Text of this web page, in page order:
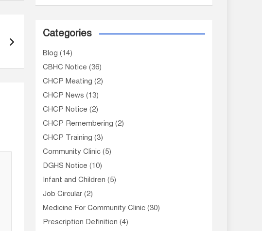
Categories
Blog (14)
CBHC Notice (36)
CHCP Meating (2)
CHCP News (13)
CHCP Notice (2)
CHCP Remembering (2)
CHCP Training (3)
Community Clinic (5)
DGHS Notice (10)
Infant and Children (5)
Job Circular (2)
Medicine For Community Clinic (30)
Prescription Definition (4)